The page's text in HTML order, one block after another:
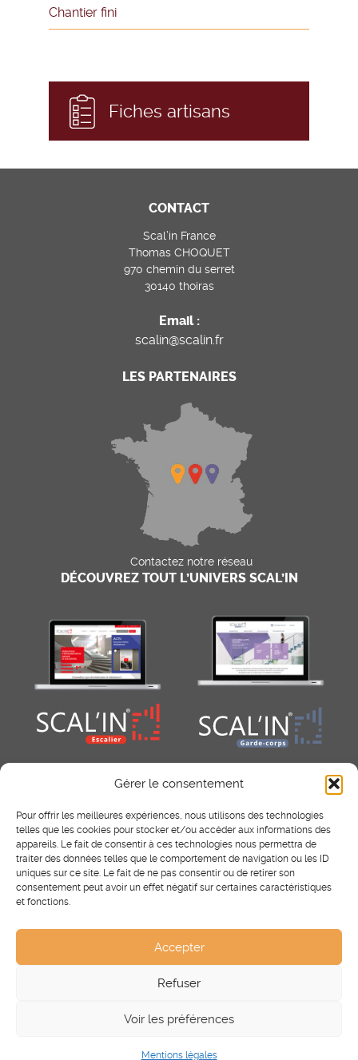
Gérer le consentement
Pour offrir les meilleures expériences, nous utilisons des technologies
telles que les cookies pour stocker et/ou accéder aux informations des
appareils. Le fait de consentir à ces technologies nous permettra de
traiter des données telles que le comportement de navigation ou les ID
uniques sur ce site. Le fait de ne pas consentir ou de retirer son
consentement peut avoir un effet négatif sur certaines caractéristiques
et fonctions.
Accepter
Refuser
Voir les préférences
Mentions légales
Chantier fini
Fiches artisans
CONTACT
Scal’in France
Thomas CHOQUET
970 chemin du serret
30140 thoiras
Email :
scalin@scalin.fr
LES PARTENAIRES
Contactez notre réseau
DÉCOUVREZ TOUT L’UNIVERS SCAL’IN
Facebook
Instagram
Pinterest
CGV